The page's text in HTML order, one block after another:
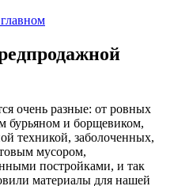
очень разные: от ровных
бурьяном и борщевиком,
техникой, заболоченных,
мусором,
постройками, и так
материалы для нашей